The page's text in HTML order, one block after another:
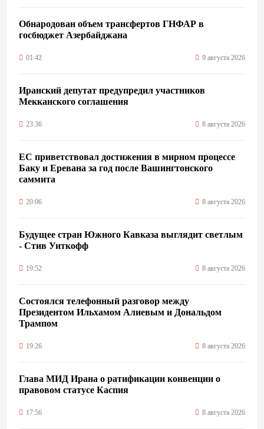
Обнародован объем трансфертов ГНФАР в
госбюджет Азербайджана
01:42 9 августа 2026
Иранский депутат предупредил участников
Мекканского соглашения
23:36 8 августа 2026
ЕС приветствовал достижения в мирном процессе
Баку и Еревана за год после Вашингтонского
саммита
20:06 8 августа 2026
Будущее стран Южного Кавказа выглядит светлым
- Стив Уиткофф
19:52 8 августа 2026
Состоялся телефонный разговор между
Президентом Ильхамом Алиевым и Дональдом
Трампом
19:26 8 августа 2026
Глава МИД Ирана о ратификации конвенции о
правовом статусе Каспия
17:56 8 августа 2026